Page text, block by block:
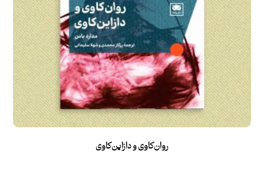
روان‌کاوی و دازاین‌کاوی